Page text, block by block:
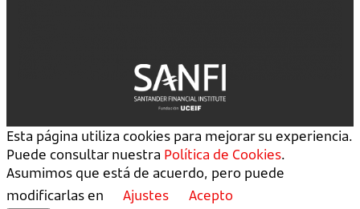
Esta página utiliza cookies para mejorar su experiencia.
Puede consultar nuestra Política de Cookies.
Asumimos que está de acuerdo, pero puede
modificarlas en
Ajustes Acepto